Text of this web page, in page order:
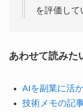
を評価して
あわせて読みた
AIを副業に活
技術メモの記